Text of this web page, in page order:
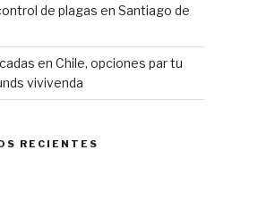
de plagas en Santiago de
en Chile, opciones par tu
vivivenda
RECIENTES